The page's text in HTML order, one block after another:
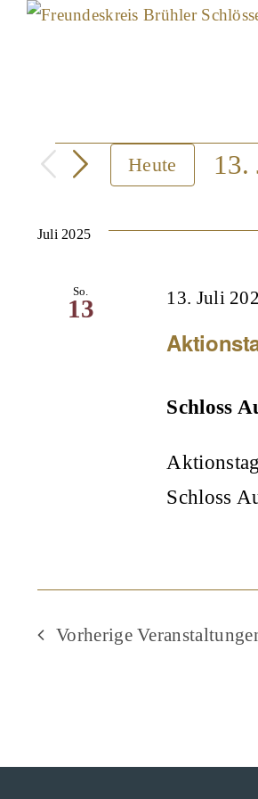
Skip
Heute 13.
Juli 2025
So.
13 13. Juli
Schloss
Schloss
Vorherige